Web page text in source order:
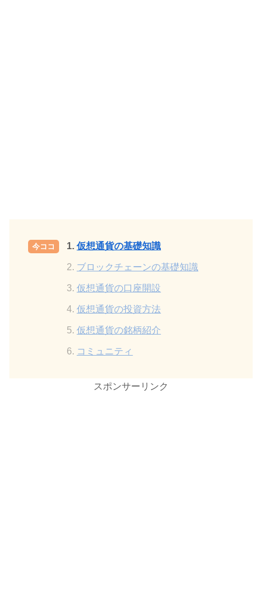
仮想通貨の基礎知識
ブロックチェーンの基礎知識
仮想通貨の口座開設
仮想通貨の投資方法
仮想通貨の銘柄紹介
コミュニティ
スポンサーリンク